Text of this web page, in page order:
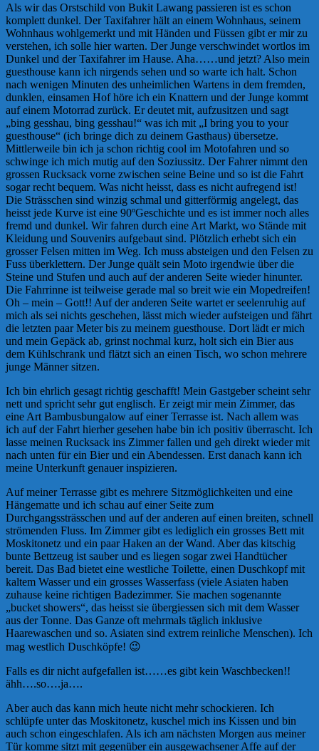
Als wir das Orstschild von Bukit Lawang passieren ist es schon
komplett dunkel. Der Taxifahrer hält an einem Wohnhaus, seinem
Wohnhaus wohlgemerkt und mit Händen und Füssen gibt er mir zu
verstehen, ich solle hier warten. Der Junge verschwindet wortlos im
Dunkel und der Taxifahrer im Hause. Aha……und jetzt? Also mein
guesthouse kann ich nirgends sehen und so warte ich halt. Schon
nach wenigen Minuten des unheimlichen Wartens in dem fremden,
dunklen, einsamen Hof höre ich ein Knattern und der Junge kommt
auf einem Motorrad zurück. Er deutet mit, aufzusitzen und sagt
„bing gesshau, bing gesshau!“ was ich mit „I bring you to your
guesthouse“ (ich bringe dich zu deinem Gasthaus) übersetze.
Mittlerweile bin ich ja schon richtig cool im Motofahren und so
schwinge ich mich mutig auf den Soziussitz. Der Fahrer nimmt den
grossen Rucksack vorne zwischen seine Beine und so ist die Fahrt
sogar recht bequem. Was nicht heisst, dass es nicht aufregend ist!
Die Strässchen sind winzig schmal und gitterförmig angelegt, das
heisst jede Kurve ist eine 90ºGeschichte und es ist immer noch alles
fremd und dunkel. Wir fahren durch eine Art Markt, wo Stände mit
Kleidung und Souvenirs aufgebaut sind. Plötzlich erhebt sich ein
grosser Felsen mitten im Weg. Ich muss absteigen und den Felsen zu
Fuss überklettern. Der Junge quält sein Moto irgendwie über die
Steine und Stufen und auch auf der anderen Seite wieder hinunter.
Die Fahrrinne ist teilweise gerade mal so breit wie ein Mopedreifen!
Oh – mein – Gott!! Auf der anderen Seite wartet er seelenruhig auf
mich als sei nichts geschehen, lässt mich wieder aufsteigen und fährt
die letzten paar Meter bis zu meinem guesthouse. Dort lädt er mich
und mein Gepäck ab, grinst nochmal kurz, holt sich ein Bier aus
dem Kühlschrank und flätzt sich an einen Tisch, wo schon mehrere
junge Männer sitzen.
Ich bin ehrlich gesagt richtig geschafft! Mein Gastgeber scheint sehr
nett und spricht sehr gut englisch. Er zeigt mir mein Zimmer, das
eine Art Bambusbungalow auf einer Terrasse ist. Nach allem was
ich auf der Fahrt hierher gesehen habe bin ich positiv überrascht. Ich
lasse meinen Rucksack ins Zimmer fallen und geh direkt wieder mit
nach unten für ein Bier und ein Abendessen. Erst danach kann ich
meine Unterkunft genauer inspizieren.
Auf meiner Terrasse gibt es mehrere Sitzmöglichkeiten und eine
Hängematte und ich schau auf einer Seite zum
Durchgangssträsschen und auf der anderen auf einen breiten, schnell
strömenden Fluss. Im Zimmer gibt es lediglich ein grosses Bett mit
Moskitonetz und ein paar Haken an der Wand. Aber das kitschig
bunte Bettzeug ist sauber und es liegen sogar zwei Handtücher
bereit. Das Bad bietet eine westliche Toilette, einen Duschkopf mit
kaltem Wasser und ein grosses Wasserfass (viele Asiaten haben
zuhause keine richtigen Badezimmer. Sie machen sogenannte
„bucket showers“, das heisst sie übergiessen sich mit dem Wasser
aus der Tonne. Das Ganze oft mehrmals täglich inklusive
Haarewaschen und so. Asiaten sind extrem reinliche Menschen). Ich
mag westlich Duschköpfe! 😉
Falls es dir nicht aufgefallen ist……es gibt kein Waschbecken!!
ähh….so….ja….
Aber auch das kann mich heute nicht mehr schockieren. Ich
schlüpfe unter das Moskitonetz, kuschel mich ins Kissen und bin
auch schon eingeschlafen. Als ich am nächsten Morgen aus meiner
Tür komme sitzt mit gegenüber ein ausgewachsener Affe auf der